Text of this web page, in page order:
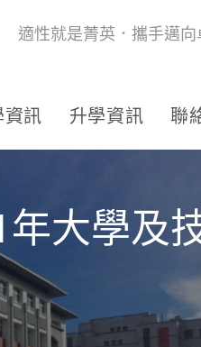
適性就是菁英．攜手邁
資訊 升學資訊 聯
大學及